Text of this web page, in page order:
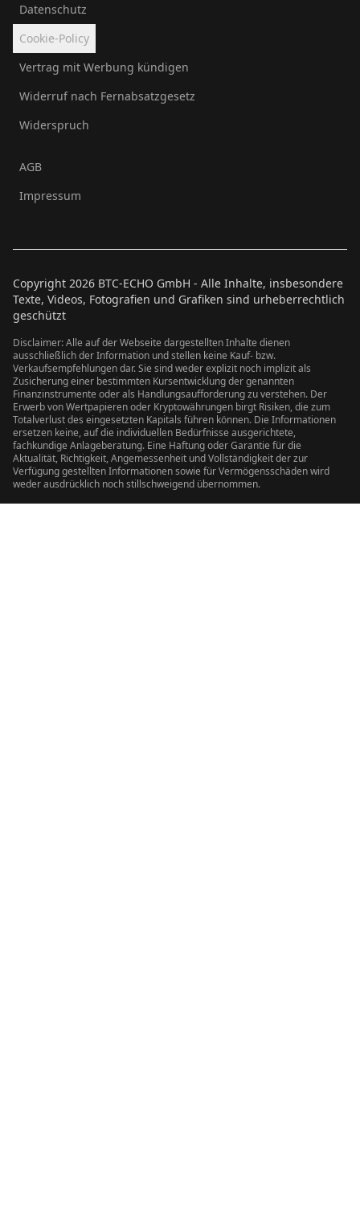
Datenschutz
Cookie-Policy
Vertrag mit Werbung kündigen
Widerruf nach Fernabsatzgesetz
Widerspruch
AGB
Impressum
Copyright 2026 BTC-ECHO GmbH - Alle Inhalte, insbesondere
Texte, Videos, Fotografien und Grafiken sind urheberrechtlich
geschützt
Disclaimer: Alle auf der Webseite dargestellten Inhalte dienen
ausschließlich der Information und stellen keine Kauf- bzw.
Verkaufsempfehlungen dar. Sie sind weder explizit noch implizit als
Zusicherung einer bestimmten Kursentwicklung der genannten
Finanzinstrumente oder als Handlungsaufforderung zu verstehen. Der
Erwerb von Wertpapieren oder Kryptowährungen birgt Risiken, die zum
Totalverlust des eingesetzten Kapitals führen können. Die Informationen
ersetzen keine, auf die individuellen Bedürfnisse ausgerichtete,
fachkundige Anlageberatung. Eine Haftung oder Garantie für die
Aktualität, Richtigkeit, Angemessenheit und Vollständigkeit der zur
Verfügung gestellten Informationen sowie für Vermögensschäden wird
weder ausdrücklich noch stillschweigend übernommen.